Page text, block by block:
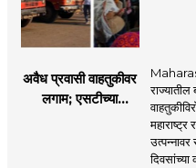
अवैध प्रवासी वाहतुकीवर
लगाम; एसटीच्या
महाराष्ट्र
दिवसांच्या